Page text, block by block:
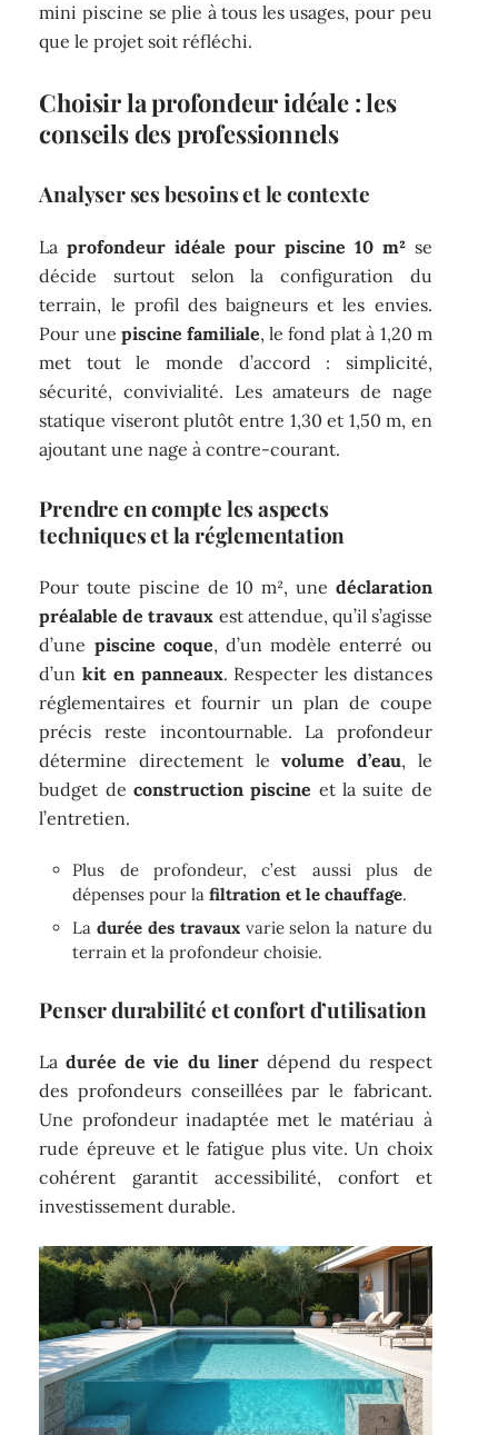
mini piscine se plie à tous les usages, pour peu
que le projet soit réfléchi.
Choisir la profondeur idéale : les
conseils des professionnels
Analyser ses besoins et le contexte
Laprofondeur idéale pour piscine 10 m²se
décide surtout selon la configuration du
terrain, le profil des baigneurs et les envies.
Pour une piscine familiale, le fond plat à 1,20 m
met tout le monde d’accord : simplicité,
sécurité, convivialité. Les amateurs de nage
statique viseront plutôt entre 1,30 et 1,50 m, en
ajoutant une nage à contre-courant.
Prendre en compte les aspects
techniques et la réglementation
Pour toute piscine de 10 m², une déclaration
préalable de travaux est attendue, qu’il s’agisse
d’une piscine coque, d’un modèle enterré ou
d’unkit en panneaux. Respecter les distances
réglementaires et fournir un plan de coupe
précis reste incontournable. La profondeur
détermine directement levolume d’eau, le
budget deconstruction piscine et la suite de
l’entretien.
Plus de profondeur, c’est aussi plus de
dépenses pour lafiltration et le chauffage.
Ladurée des travauxvarie selon la nature du
terrain et la profondeur choisie.
Penser durabilité et confort d’utilisation
Ladurée de vie du linerdépend du respect
des profondeurs conseillées par le fabricant.
Une profondeur inadaptée met le matériau à
rude épreuve et le fatigue plus vite. Un choix
cohérent garantit accessibilité, confort et
investissement durable.